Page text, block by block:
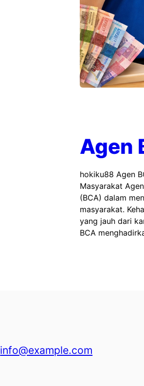
Agen
hokiku88 Agen
Masyarakat
(BCA) dalam
masyarakat.
yang jauh dari
BCA
info@example.com